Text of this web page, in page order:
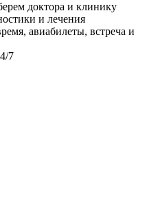
доктора и клинику
и лечения
авиабилеты, встреча и
7